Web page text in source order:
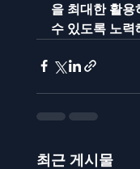
을 최대한 활
수 있도록 노력
최근 게시물